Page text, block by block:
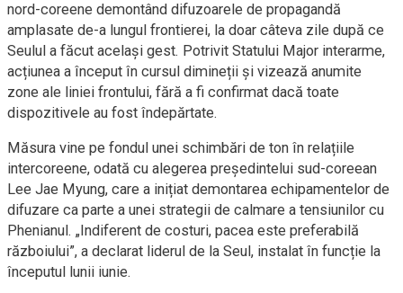
nord-coreene demontând difuzoarele de propagandă
amplasate de-a lungul frontierei, la doar câteva zile după ce
Seulul a făcut același gest. Potrivit Statului Major interarme,
acțiunea a început în cursul dimineții și vizează anumite
zone ale liniei frontului, fără a fi confirmat dacă toate
dispozitivele au fost îndepărtate.
Măsura vine pe fondul unei schimbări de ton în relațiile
intercoreene, odată cu alegerea președintelui sud-coreean
Lee Jae Myung, care a inițiat demontarea echipamentelor de
difuzare ca parte a unei strategii de calmare a tensiunilor cu
Phenianul. „Indiferent de costuri, pacea este preferabilă
războiului”, a declarat liderul de la Seul, instalat în funcție la
începutul lunii iunie.